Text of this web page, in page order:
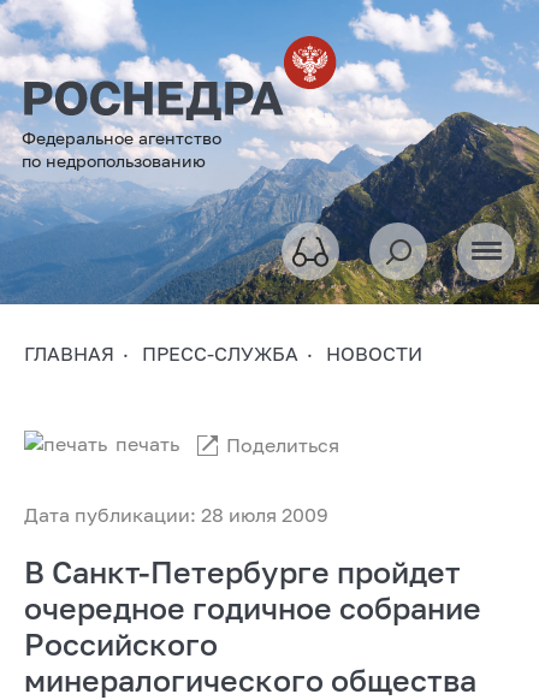
Федеральное агентство
по недропользованию
ГЛАВНАЯ ПРЕСС-СЛУЖБА НОВОСТИ
Дата публикации: 28 июля 2009
печать Поделиться
В Санкт-Петербурге пройдет
очередное годичное собрание
Российского
минералогического общества